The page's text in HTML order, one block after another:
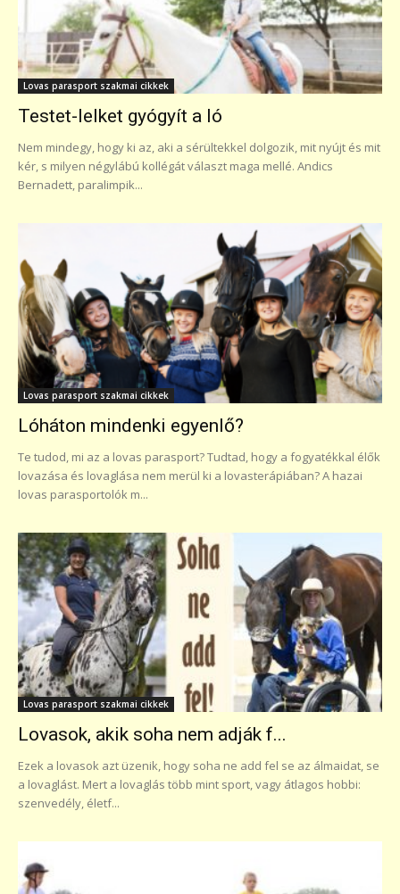
Lovas parasport szakmai cikkek
Testet-lelket gyógyít a ló
Nem mindegy, hogy ki az, aki a sérültekkel dolgozik, mit nyújt és mit
kér, s milyen négylábú kollégát választ maga mellé. Andics
Bernadett, paralimpik...
Lovas parasport szakmai cikkek
Lóháton mindenki egyenlő?
Te tudod, mi az a lovas parasport? Tudtad, hogy a fogyatékkal élők
lovazása és lovaglása nem merül ki a lovasterápiában? A hazai
lovas parasportolók m...
Lovas parasport szakmai cikkek
Lovasok, akik soha nem adják f...
Ezek a lovasok azt üzenik, hogy soha ne add fel se az álmaidat, se
a lovaglást. Mert a lovaglás több mint sport, vagy átlagos hobbi:
szenvedély, életf...